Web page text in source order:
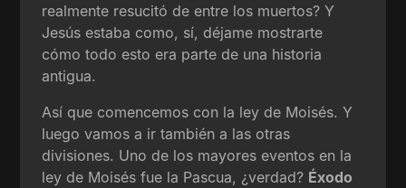
realmente resucitó de entre los muertos? Y
Jesús estaba como, sí, déjame mostrarte
cómo todo esto era parte de una historia
antigua.
Así que comencemos con la ley de Moisés. Y
luego vamos a ir también a las otras
divisiones. Uno de los mayores eventos en la
ley de Moisés fue la Pascua, ¿verdad? Éxodo